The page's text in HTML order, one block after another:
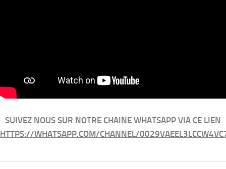
SUIVEZ NOUS SUR NOTRE CHAINE WHATSAPP VIA CE LIEN
HTTPS://WHATSAPP.COM/CHANNEL/